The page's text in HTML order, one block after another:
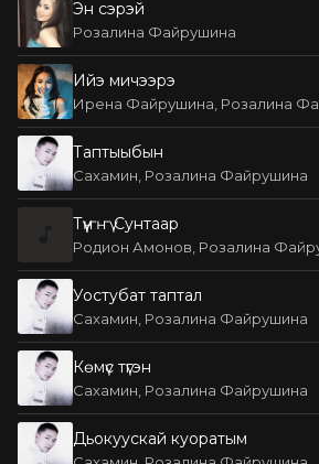
Эн сэрэй
Розалина Файрушина
Ийэ мичээрэ
Ирена Файрушина, Розалина
Таптыыбын
Сахамин, Розалина Файрушина
Түүҥҥү Сунтаар
Родион Амонов, Розалина
Уостубат таптал
Сахамин, Розалина Файрушина
Көмүс түгэн
Сахамин, Розалина Файрушина
Дьокуускай куоратым